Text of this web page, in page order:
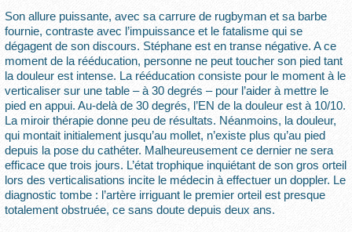
Son allure puissante, avec sa carrure de rugbyman et sa barbe
fournie, contraste avec l’impuissance et le fatalisme qui se
dégagent de son discours. Stéphane est en transe négative. A ce
moment de la rééducation, personne ne peut toucher son pied tant
la douleur est intense. La rééducation consiste pour le moment à le
verticaliser sur une table – à 30 degrés – pour l’aider à mettre le
pied en appui. Au-delà de 30 degrés, l’EN de la douleur est à 10/10.
La miroir thérapie donne peu de résultats. Néanmoins, la douleur,
qui montait initialement jusqu’au mollet, n’existe plus qu’au pied
depuis la pose du cathéter. Malheureusement ce dernier ne sera
efficace que trois jours. L’état trophique inquiétant de son gros orteil
lors des verticalisations incite le médecin à effectuer un doppler. Le
diagnostic tombe : l’artère irriguant le premier orteil est presque
totalement obstruée, ce sans doute depuis deux ans.